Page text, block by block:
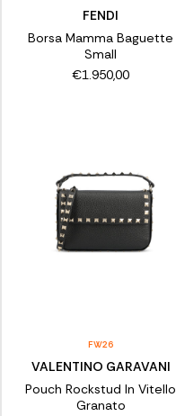
FENDI
Borsa Mamma Baguette
Small
€1.950,00
FW26
VALENTINO GARAVANI
Pouch Rockstud In Vitello
Granato